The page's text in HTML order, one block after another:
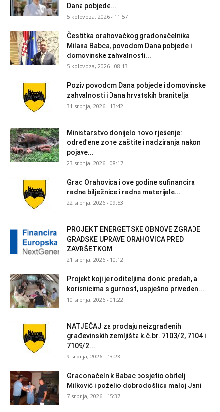
Dana pobjede...
5 kolovoza, 2026 - 11:57
Čestitka orahovačkog gradonačelnika
Milana Babca, povodom Dana pobjede i
domovinske zahvalnosti...
5 kolovoza, 2026 - 08:13
Poziv povodom Dana pobjede i domovinske
zahvalnosti i Dana hrvatskih branitelja
31 srpnja, 2026 - 13:42
Ministarstvo donijelo novo rješenje:
određene zone zaštite i nadziranja nakon
pojave...
23 srpnja, 2026 - 08:17
Grad Orahovica i ove godine sufinancira
radne bilježnice i radne materijale...
22 srpnja, 2026 - 09:53
PROJEKT ENERGETSKE OBNOVE ZGRADE
GRADSKE UPRAVE ORAHOVICA PRED
ZAVRŠETKOM
21 srpnja, 2026 - 10:12
Projekt koji je roditeljima donio predah, a
korisnicima sigurnost, uspješno priveden...
10 srpnja, 2026 - 01:22
NATJEČAJ za prodaju neizgrađenih
građevinskih zemljišta k.č.br. 7103/2, 7104 i
7109/2...
9 srpnja, 2026 - 13:23
Gradonačelnik Babac posjetio obitelj
Milković i poželio dobrodošlicu maloj Jani
7 srpnja, 2026 - 15:37